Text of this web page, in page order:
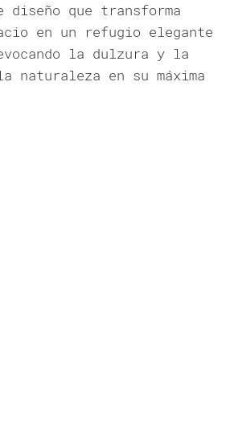
diseño que transforma
en un refugio elegante
la dulzura y la
naturaleza en su máxima